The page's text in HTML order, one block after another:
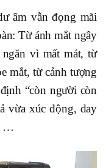
âm vẫn đọng mãi
Từ ánh mắt ngây
vì mất mát, từ
mắt, từ cảnh tượng
“còn người còn
vừa xúc động, day
…